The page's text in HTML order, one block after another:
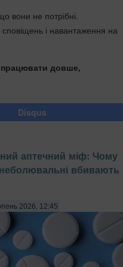
вони не потрібні.
і навантаження на
працювати довше,
Disqus
аптечний міф: Чому
вбивають
2026, 12:45